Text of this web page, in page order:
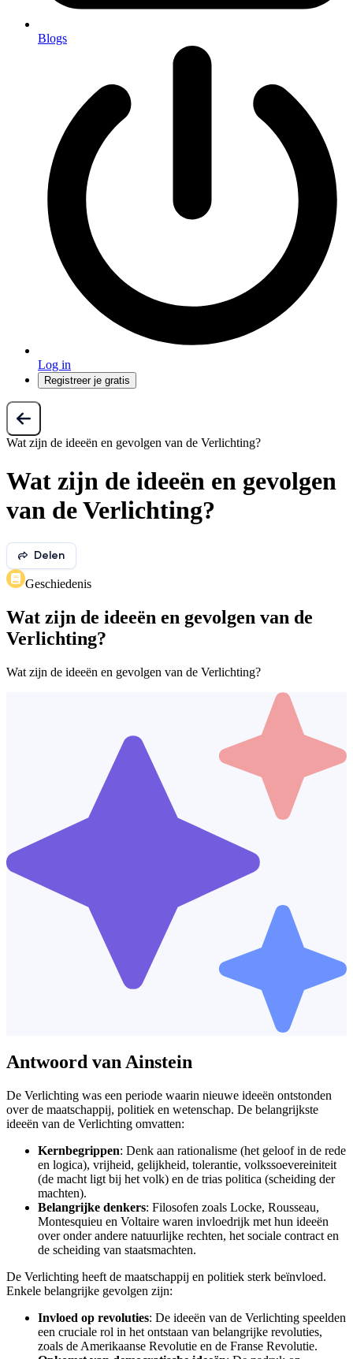
Blogs
Log in
Registreer je gratis
Wat zijn de ideeën en gevolgen van de Verlichting?
Wat zijn de ideeën en gevolgen
van de Verlichting?
Delen
Geschiedenis
Wat zijn de ideeën en gevolgen van de
Verlichting?
Wat zijn de ideeën en gevolgen van de Verlichting?
Antwoord van Ainstein
De Verlichting was een periode waarin nieuwe ideeën ontstonden
over de maatschappij, politiek en wetenschap. De belangrijkste
ideeën van de Verlichting omvatten:
Kernbegrippen: Denk aan rationalisme (het geloof in de rede
en logica), vrijheid, gelijkheid, tolerantie, volkssoevereiniteit
(de macht ligt bij het volk) en de trias politica (scheiding der
machten).
Belangrijke denkers: Filosofen zoals Locke, Rousseau,
Montesquieu en Voltaire waren invloedrijk met hun ideeën
over onder andere natuurlijke rechten, het sociale contract en
de scheiding van staatsmachten.
De Verlichting heeft de maatschappij en politiek sterk beïnvloed.
Enkele belangrijke gevolgen zijn:
Invloed op revoluties: De ideeën van de Verlichting speelden
een cruciale rol in het ontstaan van belangrijke revoluties,
zoals de Amerikaanse Revolutie en de Franse Revolutie.